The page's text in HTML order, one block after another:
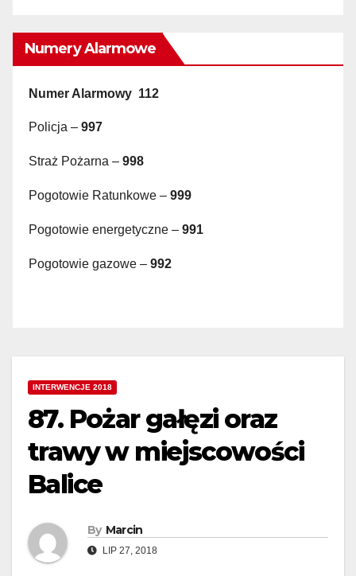
Numery Alarmowe
Numer Alarmowy 112
Policja – 997
Straż Pożarna – 998
Pogotowie Ratunkowe – 999
Pogotowie energetyczne – 991
Pogotowie gazowe – 992
INTERWENCJE 2018
87. Pożar gałęzi oraz
trawy w miejscowości
Balice
By Marcin
LIP 27, 2018